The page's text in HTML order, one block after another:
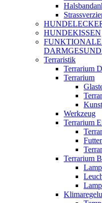
HUNDEKISSEN
FUNKTIONALE
Terraristik
Terrarium
Terrarium
Werkzeug
Terrarium
Terrarium